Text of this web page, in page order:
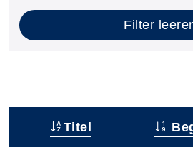
Filter
Titel